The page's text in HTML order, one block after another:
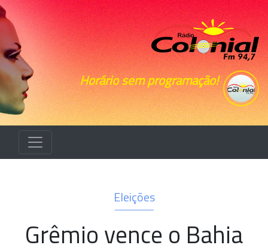
Horário sem programação!
Eleições
Grêmio vence o Bahia